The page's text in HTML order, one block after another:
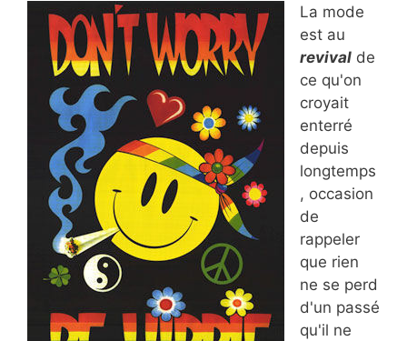
La mode
est au
revival de
ce qu'on
croyait
enterré
depuis
longtemps
, occasion
de
rappeler
que rien
ne se perd
d'un passé
qu'il ne